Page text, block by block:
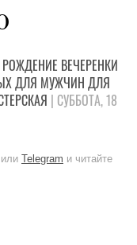
ВЕЧЕРЕНКИ
ДЛЯ МУЖЧИН ДЛЯ
| СУББОТА, 18
или Telegram и читайте